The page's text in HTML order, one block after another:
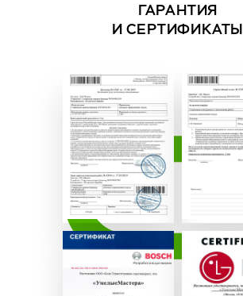
ГАРАНТИЯ
И СЕРТИФИКАТЫ